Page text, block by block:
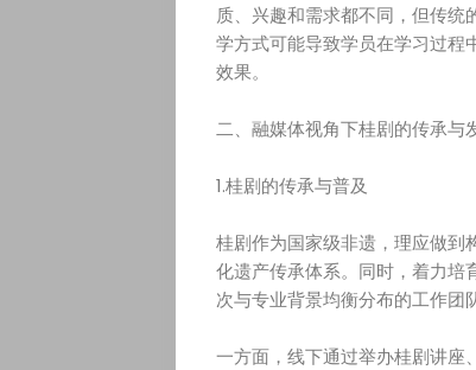
首
页
素
教
育
质、兴趣和需求都不同，但传
学方式可能导致学员在学习过程
效果。
二、融媒体视角下桂剧的传承与
1.桂剧的传承与普及
桂剧作为国家级非遗，理应做到
化遗产传承体系。同时，着力培
次与专业背景均衡分布的工作团
一方面，线下通过举办桂剧讲座